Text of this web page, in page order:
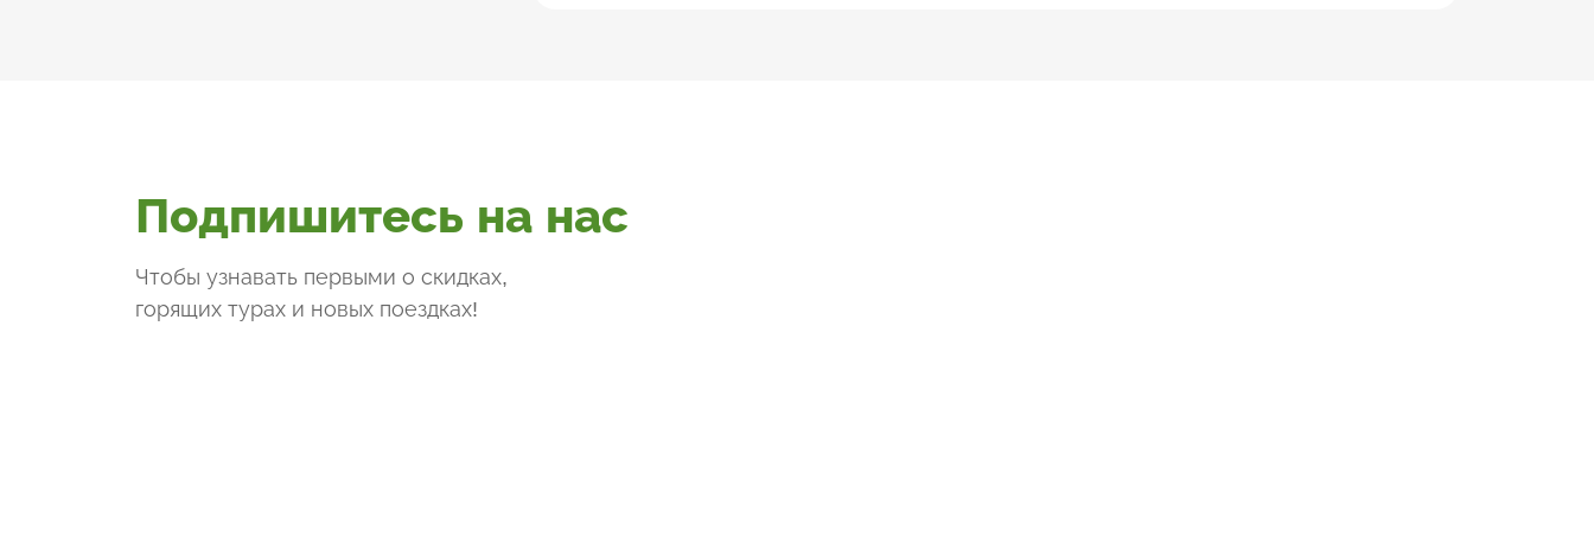
Подпишитесь на нас
Чтобы узнавать первыми о скидках,
горящих турах и новых поездках!